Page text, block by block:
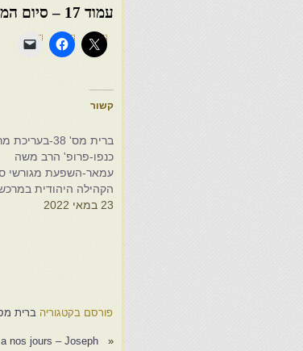
עמוד 17 – סיום המאמר
קשור
ברית מס' 38-
כנפו-פרופ' הרב משה
עמאר-השפעת מגורשי
הקהילה היהודית
23 במאי 2022
פורסם בקטגוריה ברית מס 38- על מראכש
«